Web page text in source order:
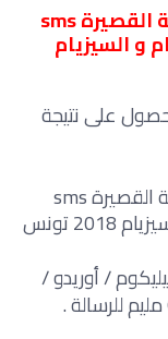
التسجيل في خدمة الإرسالية القصيرة sms
و السيزيام
على نتيجة
/ أوريدو /